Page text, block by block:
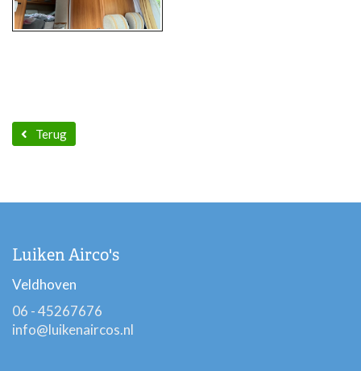
Terug
Luiken Airco's
Veldhoven
06 - 45267676
info@luikenaircos.nl